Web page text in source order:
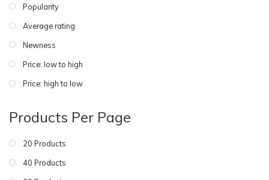
Popularity
Average rating
Newness
Price: low to high
Price: high to low
Products Per Page
20 Products
40 Products